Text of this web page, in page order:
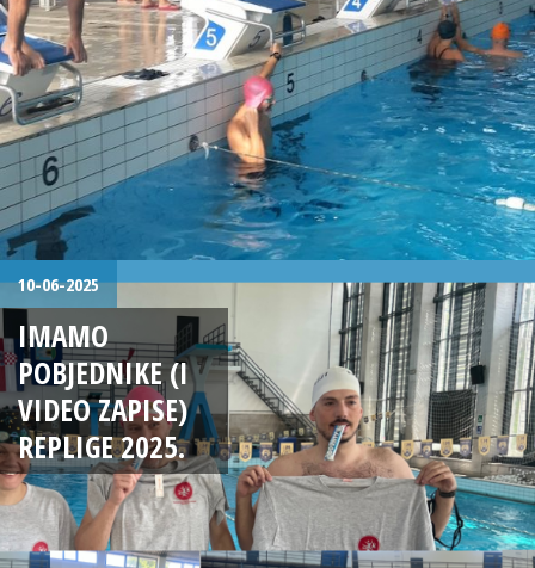
10-06-2025
IMAMO
POBJEDNIKE (I
VIDEO ZAPISE)
REPLIGE 2025.